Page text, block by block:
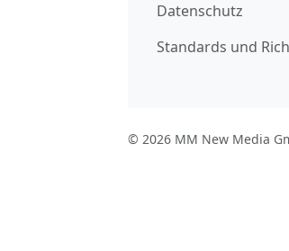
Datenschutz
Standards und
© 2026 MM New Media